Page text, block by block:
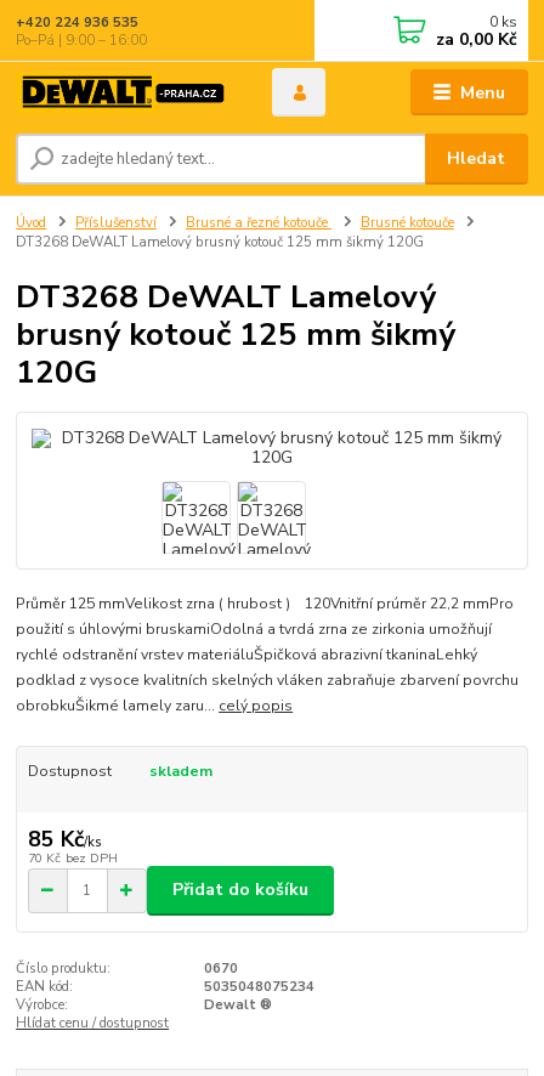
Menu
Hledat
+420 224 936 535
Po–Pá | 9:00 – 16:00
0 ks
za 0,00 Kč
Úvod Příslušenství Brusné a řezné kotouče
Brusné kotouče
DT3268 DeWALT Lamelový brusný kotouč 125 mm šikmý 120G
DT3268 DeWALT Lamelový
brusný kotouč 125 mm šikmý
120G
Průměr 125 mmVelikost zrna ( hrubost ) 120Vnitřní prúměr 22,2 mmPro
použití s úhlovými bruskamiOdolná a tvrdá zrna ze zirkonia umožňují
rychlé odstranění vrstev materiáluŠpičková abrazivní tkaninaLehký
podklad z vysoce kvalitních skelných vláken zabraňuje zbarvení povrchu
obrobkuŠikmé lamely zaru... celý popis
Dostupnost skladem
85 Kč/ks
70 Kč bez DPH
Přidat do košíku
Číslo produktu:
0670
EAN kód:
5035048075234
Výrobce:
Dewalt ®
Hlídat cenu / dostupnost